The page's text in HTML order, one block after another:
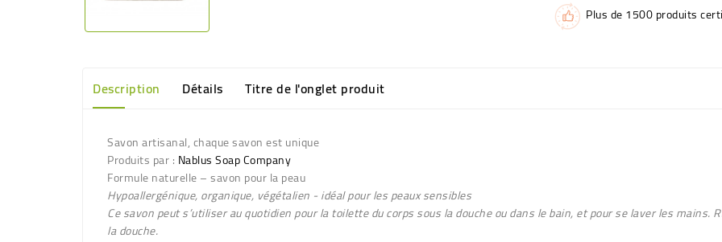
Plus de 1500 produits
Description Détails Titre de l'onglet produit
Savon artisanal, chaque savon est unique
Produits par : Nablus Soap Company
Formule naturelle – savon pour la peau
Hypoallergénique, organique, végétalien - idéal pour les peaux sensibles
Ce savon peut s’utiliser au quotidien pour la toilette du corps sous la douche ou dans le bain, et pour se laver les
la douche.